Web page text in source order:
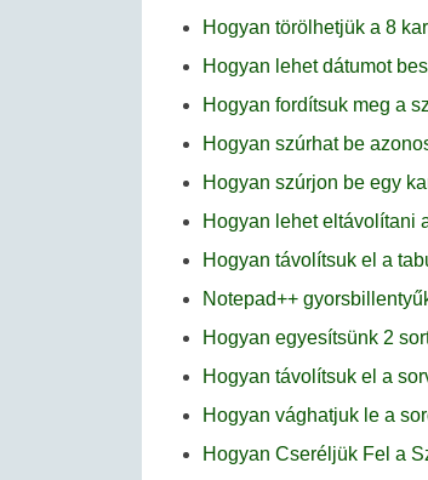
Hogyan törölhetjük a 8
Hogyan lehet dátumot
Hogyan fordítsuk meg a
Hogyan szúrhat be
Hogyan szúrjon be egy
Hogyan lehet eltávolítani
Hogyan távolítsuk el a
Notepad++
Hogyan egyesítsünk 2
Hogyan távolítsuk el a
Hogyan vághatjuk le a
Hogyan Cseréljük Fel a